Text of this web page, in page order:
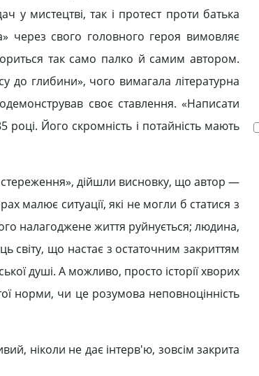
у мистецтві, так і протест проти батька
через свого головного героя вимовляє
так само палко й самим автором.
до глибини», чого вимагала літературна
своє ставлення. «Написати
Його скромність і потайність мають
дійшли висновку, що автор —
малює ситуації, які не могли б статися з
налагоджене життя руйнується; людина,
світу, що настає з остаточним закриттям
душі. А можливо, просто історії хворих
норми, чи це розумова неповноцінність
ніколи не дає інтерв'ю, зовсім закрита